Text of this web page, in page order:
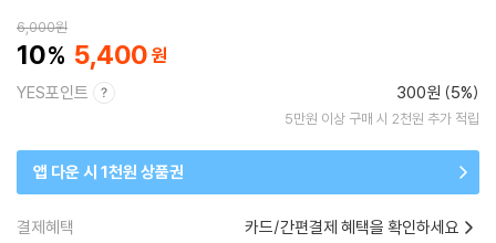
6,000원
10 5,400
YES포인트 300원 (5%)
5만원 이상 구매 시 2천원 추가 적립
앱 다운 시 1천원 상품권
결제혜택 카드/간편결제 혜택을 확인하세요